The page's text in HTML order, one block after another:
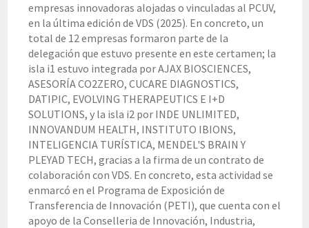
empresas innovadoras alojadas o vinculadas al PCUV,
en la última edición de VDS (2025). En concreto, un
total de 12 empresas formaron parte de la
delegación que estuvo presente en este certamen; la
isla i1 estuvo integrada por AJAX BIOSCIENCES,
ASESORÍA CO2ZERO, CUCARE DIAGNOSTICS,
DATIPIC, EVOLVING THERAPEUTICS E I+D
SOLUTIONS, y la isla i2 por INDE UNLIMITED,
INNOVANDUM HEALTH, INSTITUTO IBIONS,
INTELIGENCIA TURÍSTICA, MENDEL'S BRAIN Y
PLEYAD TECH, gracias a la firma de un contrato de
colaboración con VDS. En concreto, esta actividad se
enmarcó en el Programa de Exposición de
Transferencia de Innovación (PETI), que cuenta con el
apoyo de la Conselleria de Innovación, Industria,